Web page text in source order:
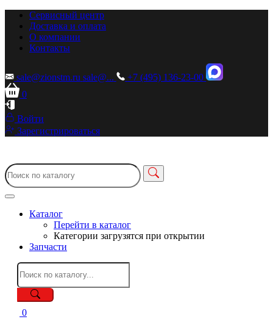
Сервисный центр
Доставка и оплата
О компании
Контакты
sale@zionstm.ru sale@...
+7 (495) 136-23-00
0
Войти
Зарегистрироваться
Каталог
Перейти в каталог
Категории загрузятся при открытии
Запчасти
0